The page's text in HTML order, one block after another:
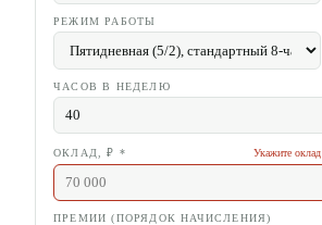
РЕЖИМ РАБОТЫ
ЧАСОВ В НЕДЕЛЮ
ОКЛАД, ₽ * Укажите оклад
ПРЕМИИ (ПОРЯДОК НАЧИСЛЕНИЯ)